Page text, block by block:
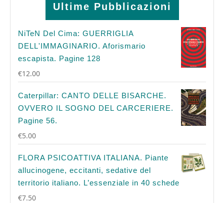
Ultime Pubblicazioni
NiTeN Del Cima: GUERRIGLIA
DELL'IMMAGINARIO. Aforismario
escapista. Pagine 128
€12.00
Caterpillar: CANTO DELLE BISARCHE.
OVVERO IL SOGNO DEL CARCERIERE.
Pagine 56.
€5.00
FLORA PSICOATTIVA ITALIANA. Piante
allucinogene, eccitanti, sedative del
territorio italiano. L’essenziale in 40 schede
€7.50